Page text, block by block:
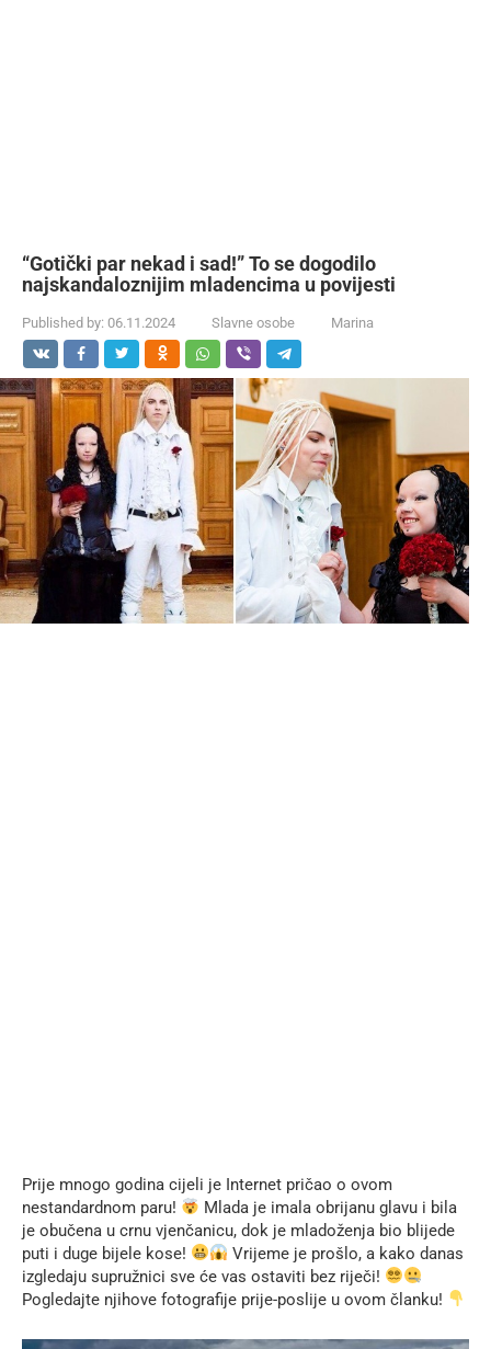
“Gotički par nekad i sad!” To se dogodilo
najskandaloznijim mladencima u povijesti
Published by: 06.11.2024 Slavne osobe Marina
Prije mnogo godina cijeli je Internet pričao o ovom
nestandardnom paru!
Mlada je imala obrijanu glavu i bila
je obučena u crnu vjenčanicu, dok je mladoženja bio blijede
puti i duge bijele kose!
Vrijeme je prošlo, a kako danas
izgledaju supružnici sve će vas ostaviti bez riječi!
Pogledajte njihove fotografije prije-poslije u ovom članku!